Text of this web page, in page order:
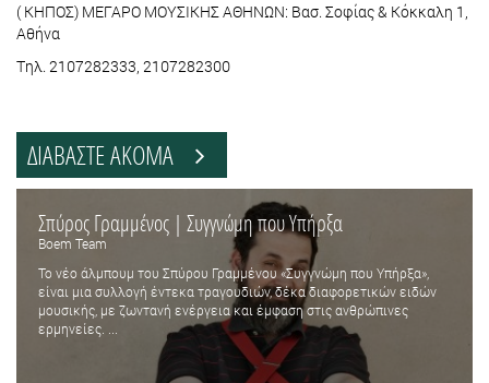
( ΚΗΠΟΣ) ΜΕΓΑΡΟ ΜΟΥΣΙΚΗΣ ΑΘΗΝΩΝ: Βασ. Σοφίας & Κόκκαλη 1,
Αθήνα
Tηλ. 2107282333, 2107282300
ΔΙΑΒΑΣΤΕ ΑΚΟΜΑ
Σπύρος Γραμμένος | Συγγνώμη που Υπήρξα
Boem Team
Το νέο άλμπουμ του Σπύρου Γραμμένου «Συγγνώμη που Υπήρξα»,
είναι μια συλλογή έντεκα τραγουδιών, δέκα διαφορετικών ειδών
μουσικής, με ζωντανή ενέργεια και έμφαση στις ανθρώπινες
ερμηνείες. ...